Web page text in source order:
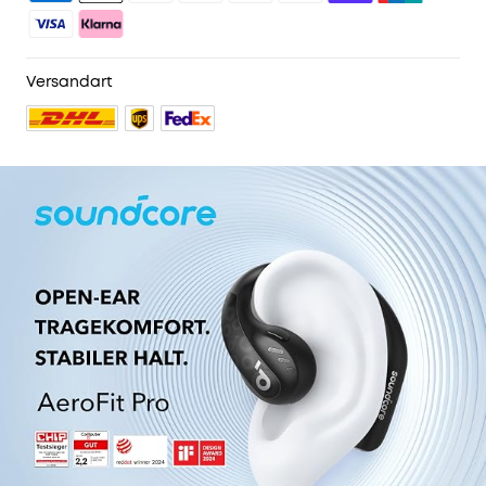
Versandart
149,99€
Mehrere
Ratenzahlungsoptionen
verfügbar.